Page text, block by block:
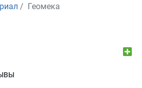
Геомека